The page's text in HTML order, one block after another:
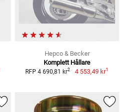
Hepco & Becker
Komplett Hållare
RFP 4 690,81 kr2 4 553,49 kr1